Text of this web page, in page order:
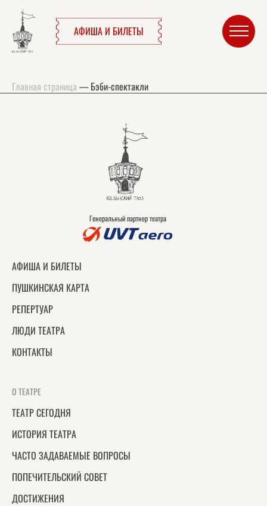
АФИША И БИЛЕТЫ
Главная страница —Бэби-спектакли
Генеральный партнер театра
АФИША И БИЛЕТЫ
ПУШКИНСКАЯ КАРТА
РЕПЕРТУАР
ЛЮДИ ТЕАТРА
КОНТАКТЫ
О ТЕАТРЕ
ТЕАТР СЕГОДНЯ
ИСТОРИЯ ТЕАТРА
ЧАСТО ЗАДАВАЕМЫЕ ВОПРОСЫ
ПОПЕЧИТЕЛЬСКИЙ СОВЕТ
ДОСТИЖЕНИЯ